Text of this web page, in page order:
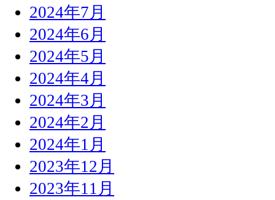
2024年7月
2024年6月
2024年5月
2024年4月
2024年3月
2024年2月
2024年1月
2023年12月
2023年11月